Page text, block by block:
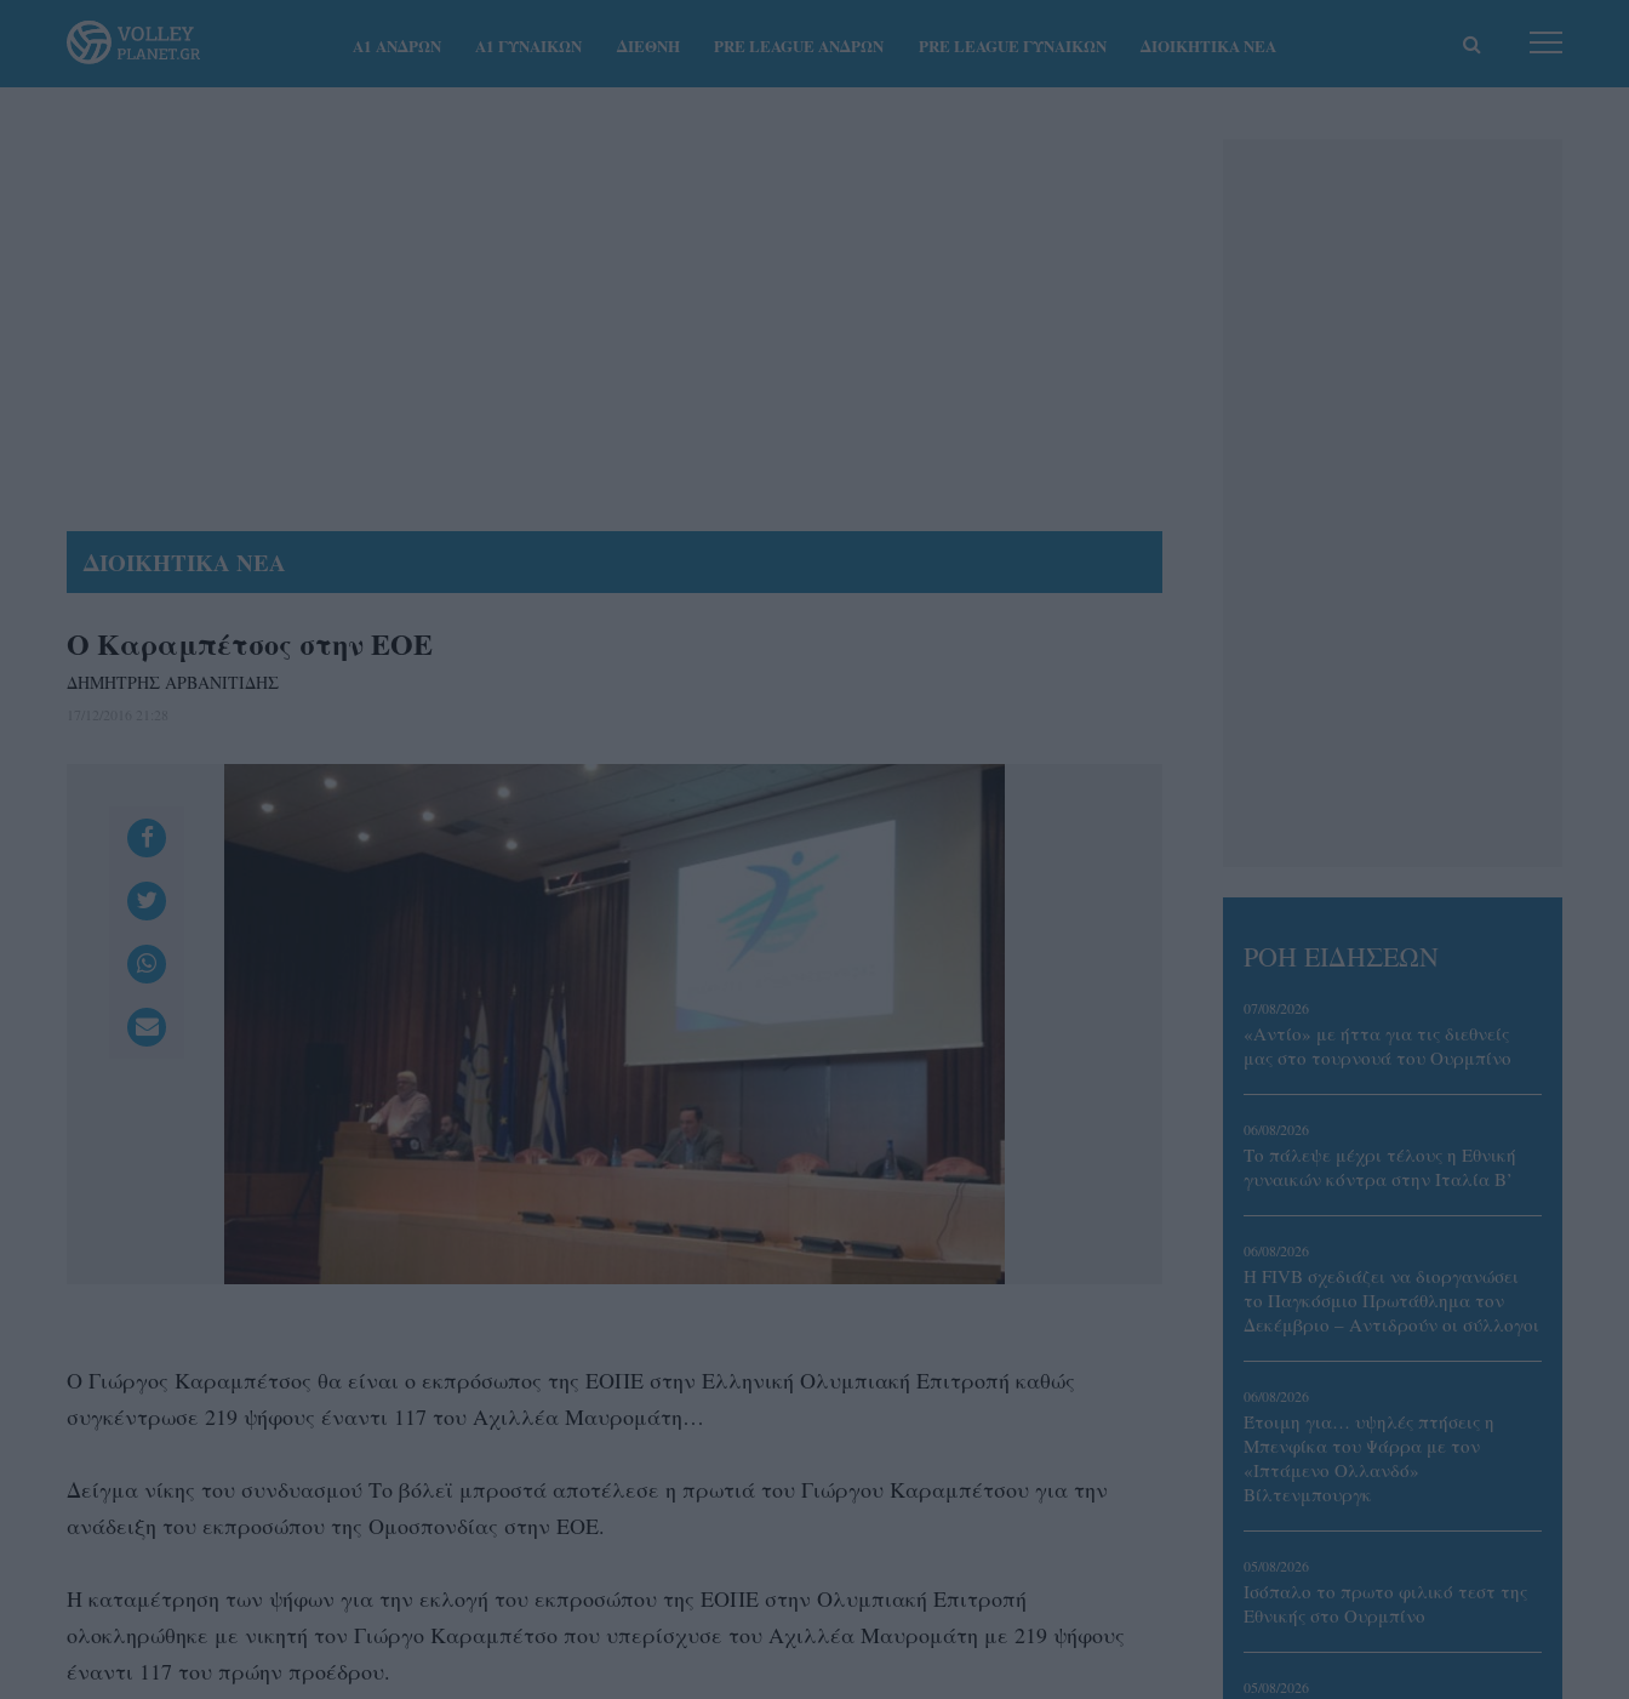
Α1 ΑΝΔΡΩΝ Α1 ΓΥΝΑΙΚΩΝ ΔΙΕΘΝΗ PRE LEAGUE ΑΝΔΡΩΝ PRE LEAGUE ΓΥΝΑΙΚΩΝ ΔΙΟΙΚΗΤΙΚΑ ΝΕΑ
ΔΙΟΙΚΗΤΙΚΑ ΝΕΑ
Ο Καραμπέτσος στην ΕΟΕ
ΔΗΜΗΤΡΗΣ ΑΡΒΑΝΙΤΙΔΗΣ
Ο Γιώργος Καραμπέτσος θα είναι ο εκπρόσωπος της ΕΟΠΕ στην Ελληνική Ολυμπιακή Επιτροπή καθώς
συγκέντρωσε 219 ψήφους έναντι 117 του Αχιλλέα Μαυρομάτη…
Δείγμα νίκης του συνδυασμού Το βόλεϊ μπροστά αποτέλεσε η πρωτιά του Γιώργου Καραμπέτσου για την
ανάδειξη του εκπροσώπου της Ομοσπονδίας στην ΕΟΕ.
Η καταμέτρηση των ψήφων για την εκλογή του εκπροσώπου της ΕΟΠΕ στην Ολυμπιακή Επιτροπή
ολοκληρώθηκε με νικητή τον Γιώργο Καραμπέτσο που υπερίσχυσε του Αχιλλέα Μαυρομάτη με 219 ψήφους
έναντι 117 του πρώην προέδρου.
ΡΟΗ ΕΙΔΗΣΕΩΝ
07/08/2026
«Αντίο» με ήττα για τις διεθνείς
μας στο τουρνουά του Ουρμπίνο
06/08/2026
Το πάλεψε μέχρι τέλους η Εθνική
γυναικών κόντρα στην Ιταλία Β’
06/08/2026
Η FIVB σχεδιάζει να διοργανώσει
το Παγκόσμιο Πρωτάθλημα τον
Δεκέμβριο – Αντιδρούν οι σύλλογοι
06/08/2026
Έτοιμη για… υψηλές πτήσεις η
Μπενφίκα του Ψάρρα με τον
«Ιπτάμενο Ολλανδό»
Βίλτενμπουργκ
05/08/2026
Ισόπαλο το πρωτο φιλικό τεστ της
Εθνικής στο Ουρμπίνο
05/08/2026